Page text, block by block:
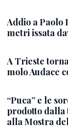
Addio a Paolo
metri issata
A Trieste
molo Audace
“Puca” e le
prodotto
alla Mostra